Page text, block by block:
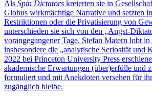
Als Spin Dictators kreierten sie in
Globus wirkmächtige Narrative und setzten
Restriktionen oder die Privatisierung von
unterschieden sie sich von den „Angst-
vorangegangener Tage. Stefan Matern lobt in
insbesondere die „analytische Seriosität und
2022 bei Princeton University Press
akademische Erwartungen (über)erfülle und
formuliert und mit Anekdoten versehen für
zugänglich bleibe.